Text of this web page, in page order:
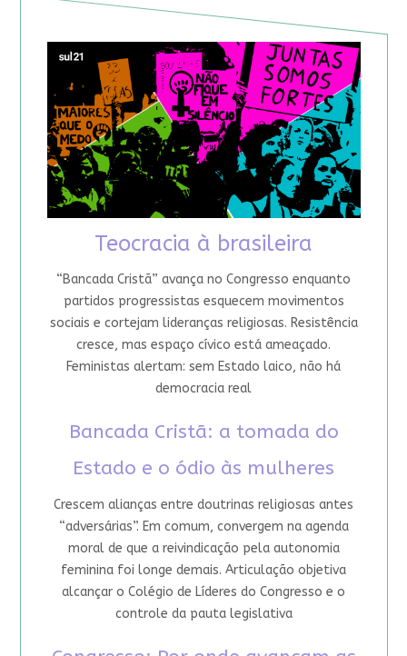
Teocracia à brasileira
“Bancada Cristã” avança no Congresso enquanto
partidos progressistas esquecem movimentos
sociais e cortejam lideranças religiosas. Resistência
cresce, mas espaço cívico está ameaçado.
Feministas alertam: sem Estado laico, não há
democracia real
Bancada Cristã: a tomada do
Estado e o ódio às mulheres
Crescem alianças entre doutrinas religiosas antes
“adversárias”. Em comum, convergem na agenda
moral de que a reivindicação pela autonomia
feminina foi longe demais. Articulação objetiva
alcançar o Colégio de Líderes do Congresso e o
controle da pauta legislativa